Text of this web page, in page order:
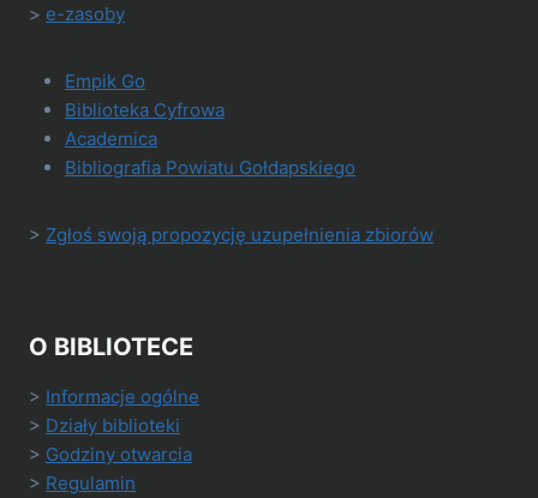
> e-zasoby
Empik Go
Biblioteka Cyfrowa
Academica
Bibliografia Powiatu Gołdapskiego
> Zgłoś swoją propozycję uzupełnienia zbiorów
O BIBLIOTECE
> Informacje ogólne
> Działy biblioteki
> Godziny otwarcia
> Regulamin